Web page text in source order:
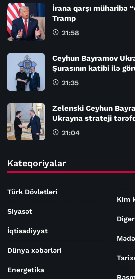
İrana qarşı müharibə
Tramp
21:58
Ceyhun Bayramov
Şurasının katibi ilə
21:35
Zelenski Ceyhun
Ukrayna strateji
21:04
Kateqoriyalar
Türk Dövlətləri
Siyasət
İqtisadiyyat
Dünya xəbərləri
Energetika
Kim